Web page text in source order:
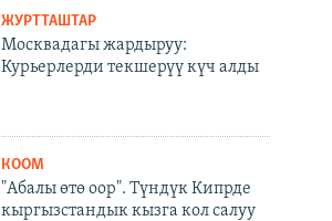
ЖУРТТАШТАР
Москвадагы жардыруу:
Курьерлерди текшерүү күч алды
КООМ
"Абалы өтө оор". Түндүк Кипрде
кыргызстандык кызга кол салуу